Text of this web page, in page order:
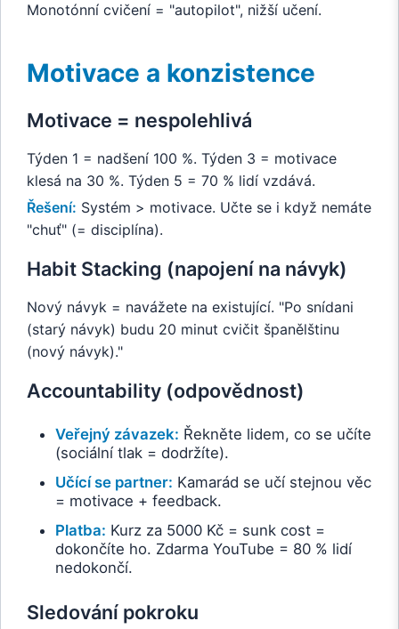
Monotónní cvičení = "autopilot", nižší učení.
Motivace a konzistence
Motivace = nespolehlivá
Týden 1 = nadšení 100 %. Týden 3 = motivace
klesá na 30 %. Týden 5 = 70 % lidí vzdává.
Řešení: Systém > motivace. Učte se i když nemáte
"chuť" (= disciplína).
Habit Stacking (napojení na návyk)
Nový návyk = navážete na existující. "Po snídani
(starý návyk) budu 20 minut cvičit španělštinu
(nový návyk)."
Accountability (odpovědnost)
Veřejný závazek: Řekněte lidem, co se učíte
(sociální tlak = dodržíte).
Učící se partner: Kamarád se učí stejnou věc
= motivace + feedback.
Platba: Kurz za 5000 Kč = sunk cost =
dokončíte ho. Zdarma YouTube = 80 % lidí
nedokončí.
Sledování pokroku